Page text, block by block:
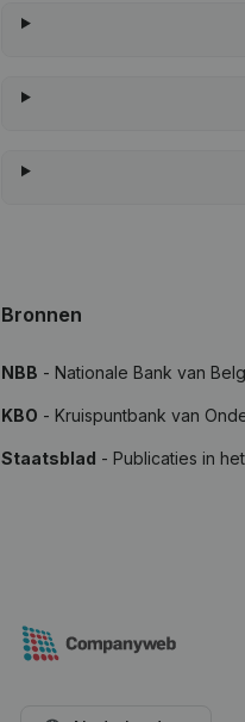
Bronnen
NBB - Nationale Bank van
KBO - Kruispuntbank van
Staatsblad - Publicaties in